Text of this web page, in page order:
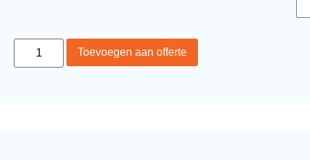
Toevoegen aan offerte